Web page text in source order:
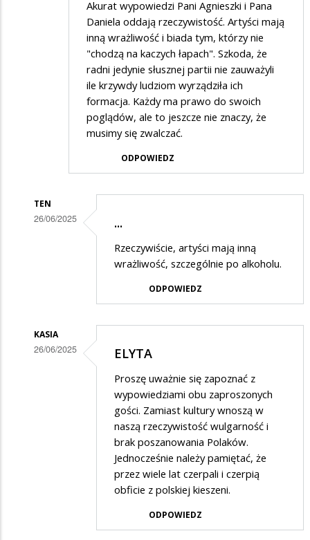
Akurat wypowiedzi Pani Agnieszki i Pana
Daniela oddają rzeczywistość. Artyści mają
inną wrażliwość i biada tym, którzy nie
"chodzą na kaczych łapach". Szkoda, że
radni jedynie słusznej partii nie zauważyli
ile krzywdy ludziom wyrządziła ich
formacja. Każdy ma prawo do swoich
poglądów, ale to jeszcze nie znaczy, że
musimy się zwalczać.
ODPOWIEDZ
TEN
26/06/2025
na
...
Rzeczywiście, artyści mają inną
wrażliwość, szczególnie po alkoholu.
ODPOWIEDZ
KASIA
26/06/2025 ELYTA
Proszę uważnie się zapoznać z
wypowiedziami obu zaproszonych
gości. Zamiast kultury wnoszą w
naszą rzeczywistość wulgarność i
brak poszanowania Polaków.
Jednocześnie należy pamiętać, że
przez wiele lat czerpali i czerpią
obficie z polskiej kieszeni.
ODPOWIEDZ